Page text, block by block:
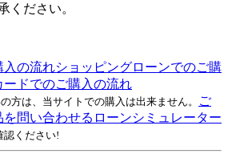
ください。
入の流れショッピングローンでのご購
ードでのご購入の流れ
方は、当サイトでの購入は出来ません。
ご
を問い合わせる ローンシミュレーター
認ください!